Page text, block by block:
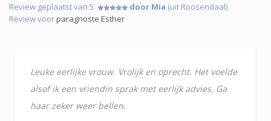
Review geplaatst van 5 door Mia (uit Roosendaal)
Review voorparagnoste Esther
Leuke eerlijke vrouw. Vrolijk en oprecht. Het voelde
alsof ik een vriendin sprak met eerlijk advies. Ga
haar zeker weer bellen.